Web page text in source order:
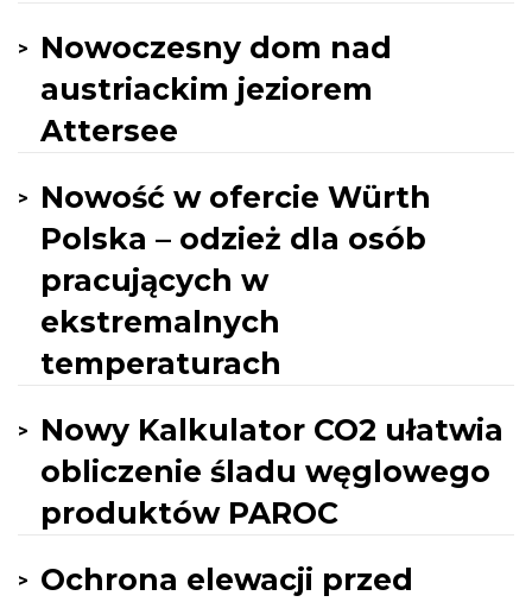
Nowoczesny dom nad
austriackim jeziorem
Attersee
Nowość w ofercie Würth
Polska – odzież dla osób
pracujących w
ekstremalnych
temperaturach
Nowy Kalkulator CO2 ułatwia
obliczenie śladu węglowego
produktów PAROC
Ochrona elewacji przed